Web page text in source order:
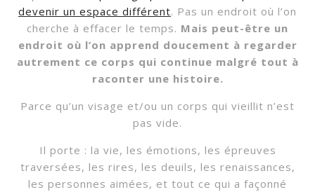
devenir un espace différent. Pas un endroit où l’on
cherche à effacer le temps. Mais peut-être un
endroit où l’on apprend doucement à regarder
autrement ce corps qui continue malgré tout à
raconter une histoire.
Parce qu’un visage et/ou un corps qui vieillit n’est
pas vide.
Il porte : la vie, les émotions, les épreuves
traversées, les rires, les deuils, les renaissances,
les personnes aimées, et tout ce qui a façonné